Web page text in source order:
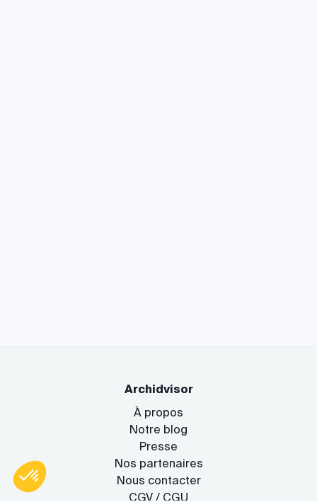
Archidvisor
À propos
Notre blog
Presse
Nos partenaires
Nous contacter
CGV / CGU